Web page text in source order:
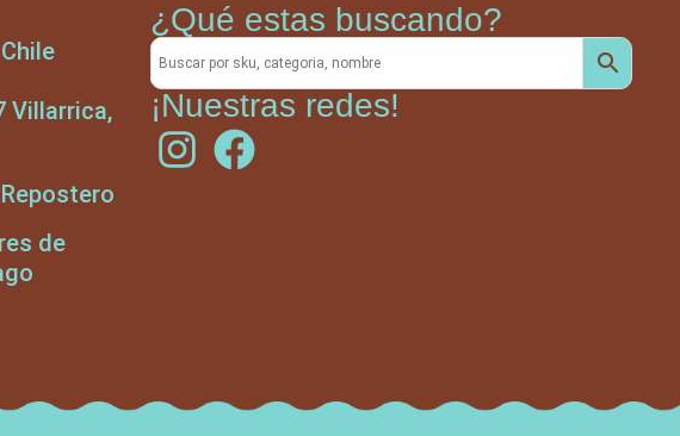
Villarrica,
de
¿Qué estas buscando?
¡Nuestras redes!